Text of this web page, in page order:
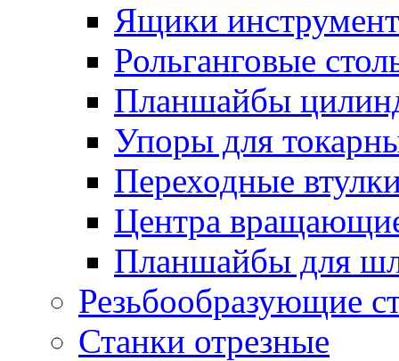
Ящики
Рольганговые
Планшайбы
Упоры для
Переходные
Центра
Планшайбы для
Резьбообразующие
Станки отрезные